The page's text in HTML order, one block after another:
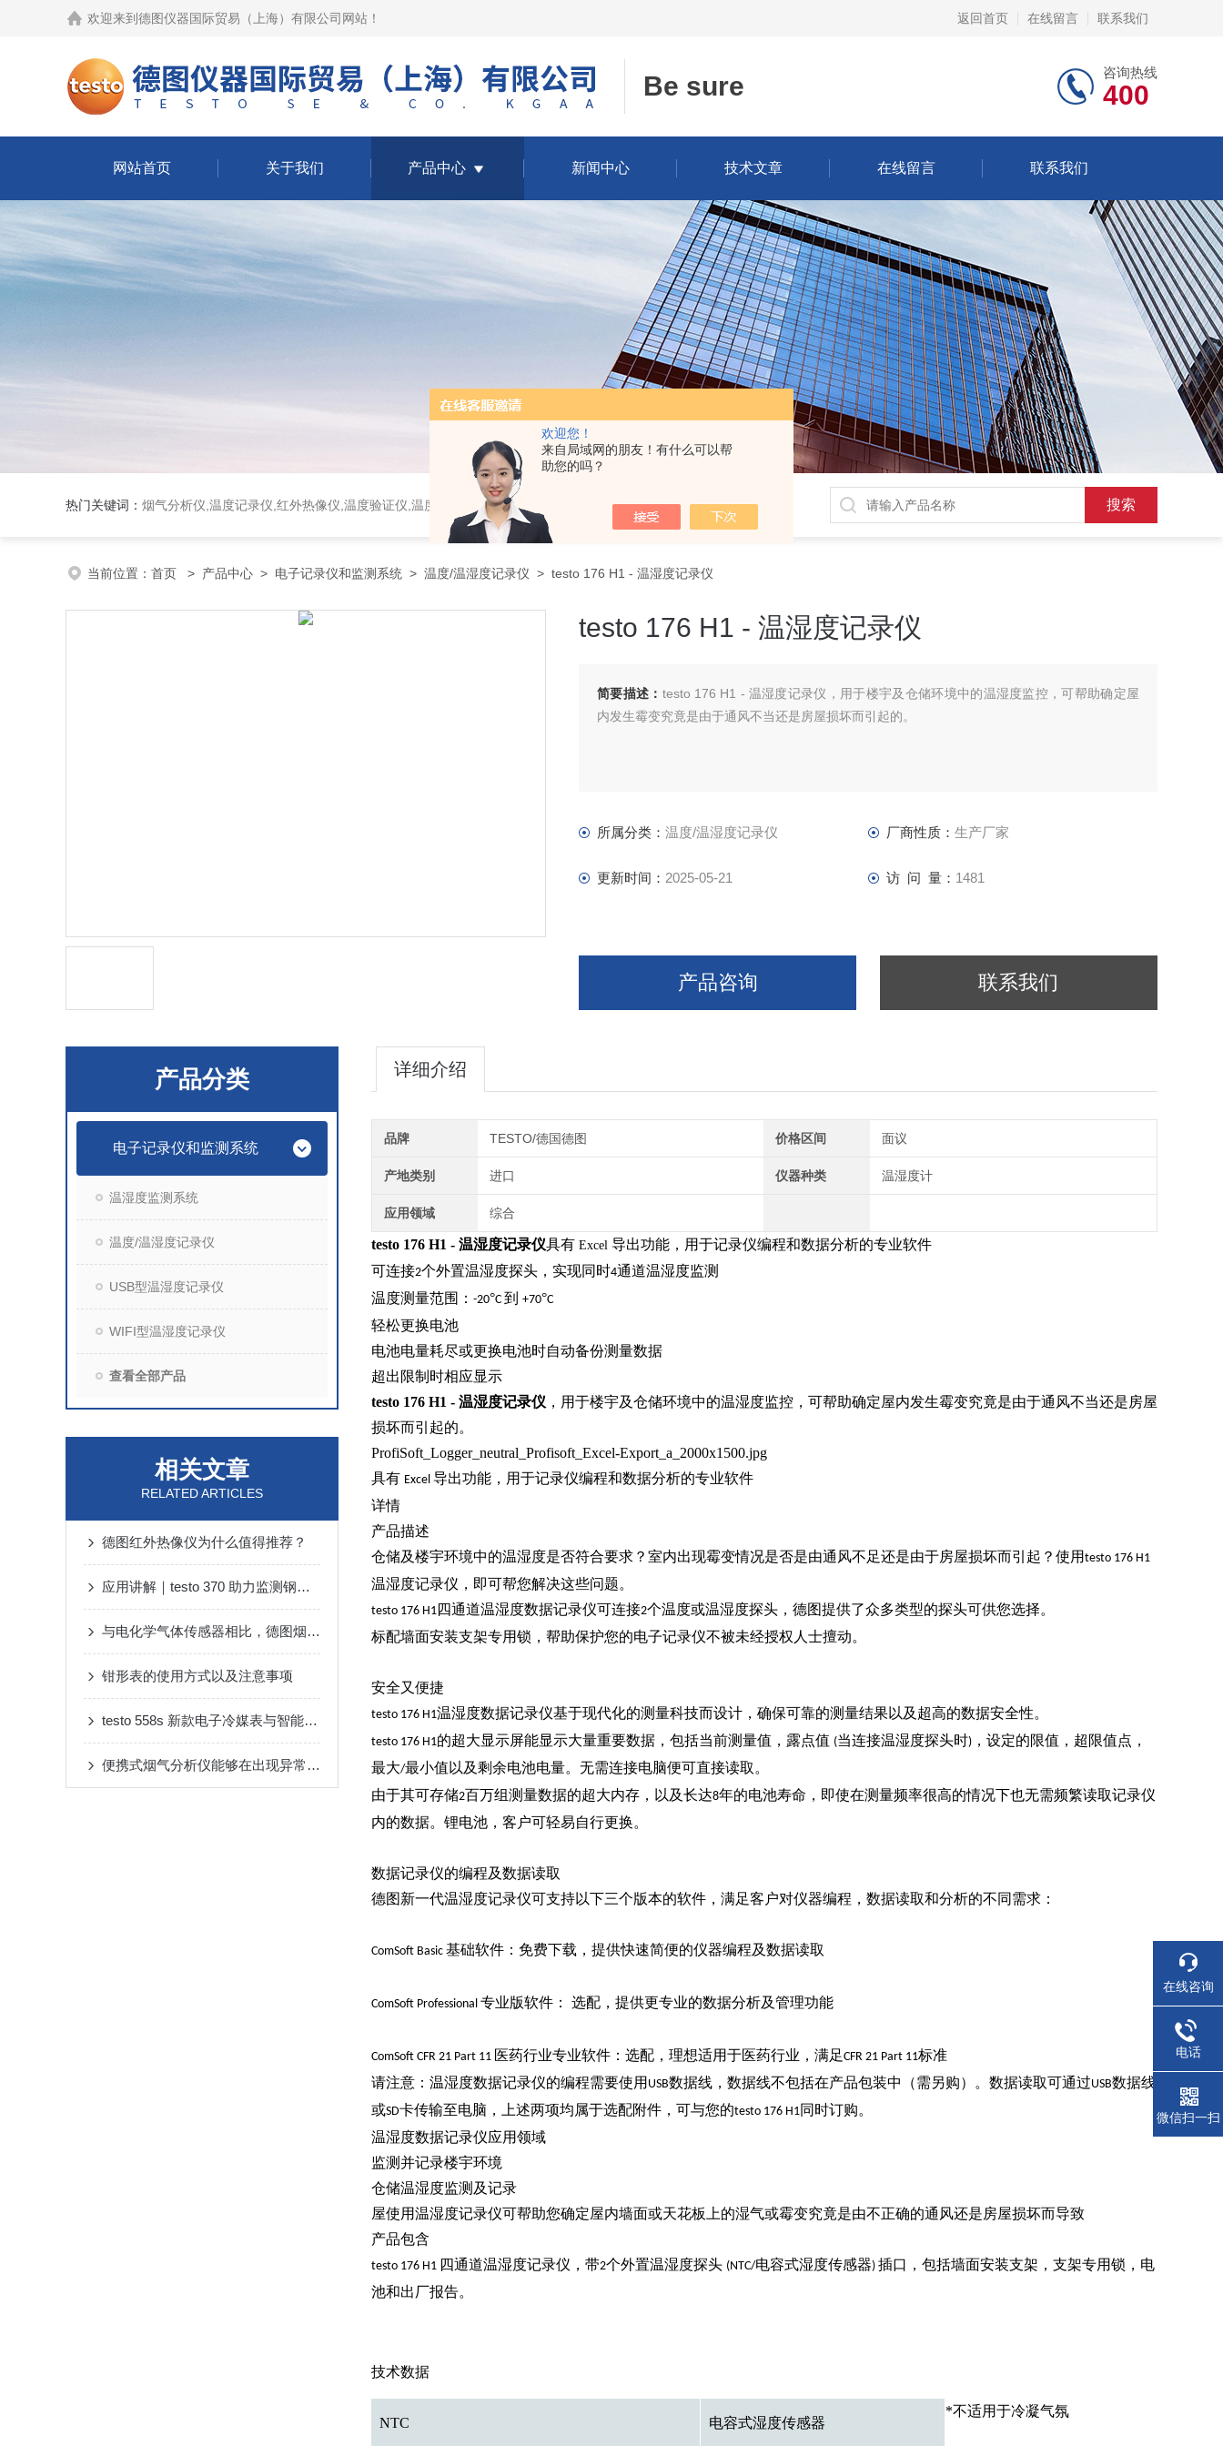
欢迎您！
来自局域网的朋友！有什么可以帮
助您的吗？
欢迎来到 德图仪器国际贸易（上海）有限公司网站 ！ 返回首页 在线留言 联系我们
Be sure 咨询热线
400
网站首页 关于我们 产品中心 新闻中心 技术文章 在线留言 联系我们
热门关键词： 烟气分析仪,温度记录仪,红外热像仪,温度验证仪,温度监控系统,风速仪
当前位置： 首页 > 产品中心 > 电子记录仪和监测系统 > 温度/温湿度记录仪 > testo 176 H1 - 温湿度记录仪
testo 176 H1 - 温湿度记录仪
简要描述： testo 176 H1 - 温湿度记录仪，用于楼宇及仓储环境中的温湿度监控，可帮助确定屋
内发生霉变究竟是由于通风不当还是房屋损坏而引起的。
所属分类： 温度/温湿度记录仪 厂商性质： 生产厂家
更新时间： 2025-05-21 访 问 量： 1481
产品咨询 联系我们
产品分类
电子记录仪和监测系统
温湿度监测系统
温度/温湿度记录仪
USB型温湿度记录仪
WIFI型温湿度记录仪
查看全部产品
相关文章
RELATED ARTICLES
德图红外热像仪为什么值得推荐？
应用讲解｜testo 370 助力监测钢铁行业高浓度CO工况中SO2排放
与电化学气体传感器相比，德图烟气分析仪的优势介绍
钳形表的使用方式以及注意事项
testo 558s 新款电子冷媒表与智能冷媒秤及真空泵套装，实现恒温水浴槽稳定可靠的运行
便携式烟气分析仪能够在出现异常情况时及时提醒用户进行处理
详细介绍
品牌 TESTO/德国德图 价格区间 面议
产地类别 进口 仪器种类 温湿度计
应用领域 综合
testo 176 H1 - 温湿度记录仪具有 Excel 导出功能，用于记录仪编程和数据分析的专业软件
可连接2个外置温湿度探头，实现同时4通道温湿度监测
温度测量范围： -20°C 到 +70°C
轻松更换电池
电池电量耗尽或更换电池时自动备份测量数据
超出限制时相应显示
testo 176 H1 - 温湿度记录仪 ，用于楼宇及仓储环境中的温湿度监控，可帮助确定屋内发生霉变究竟是由于通风不当还是房屋
损坏而引起的。
ProfiSoft_Logger_neutral_Profisoft_Excel-Export_a_2000x1500.jpg
具有 Excel 导出功能，用于记录仪编程和数据分析的专业软件
详情
产品描述
仓储及楼宇环境中的温湿度是否符合要求？室内出现霉变情况是否是由通风不足还是由于房屋损坏而引起？使用 testo 176 H1
温湿度记录仪，即可帮您解决这些问题。
testo 176 H1 四通道温湿度数据记录仪可连接2个温度或温湿度探头，德图提供了众多类型的探头可供您选择。
标配墙面安装支架专用锁，帮助保护您的电子记录仪不被未经授权人士擅动。
安全又便捷
testo 176 H1温湿度数据记录仪基于现代化的测量科技而设计，确保可靠的测量结果以及超高的数据安全性。
testo 176 H1的超大显示屏能显示大量重要数据，包括当前测量值，露点值 (当连接温湿度探头时) ，设定的限值，超限值点，
最大/最小值以及剩余电池电量。无需连接电脑便可直接读取。
由于其可存储2百万组测量数据的超大内存，以及长达8年的电池寿命，即使在测量频率很高的情况下也无需频繁读取记录仪
内的数据。锂电池，客户可轻易自行更换。
数据记录仪的编程及数据读取
德图新一代温湿度记录仪可支持以下三个版本的软件，满足客户对仪器编程，数据读取和分析的不同需求：
ComSoft Basic 基础软件：免费下载，提供快速简便的仪器编程及数据读取
ComSoft Professional 专业版软件： 选配，提供更专业的数据分析及管理功能
ComSoft CFR 21 Part 11 医药行业专业软件：选配，理想适用于医药行业，满足CFR 21 Part 11标准
请注意：温湿度数据记录仪的编程需要使用 USB数据线，数据线不包括在产品包装中（需另购）。数据读取可通过USB数据线
或SD卡传输至电脑，上述两项均属于选配附件，可与您的testo 176 H1同时订购。
温湿度数据记录仪应用领域
监测并记录楼宇环境
仓储温湿度监测及记录
屋使用温湿度记录仪可帮助您确定屋内墙面或天花板上的湿气或霉变究竟是由不正确的通风还是房屋损坏而导致
产品包含
testo 176 H1 四通道温湿度记录仪，带2个外置温湿度探头 (NTC/电容式湿度传感器) 插口，包括墙面安装支架，支架专用锁，电
池和出厂报告。
技术数据
NTC 电容式湿度传感器
*不适用于冷凝气氛
在线咨询
电话
微信扫一扫